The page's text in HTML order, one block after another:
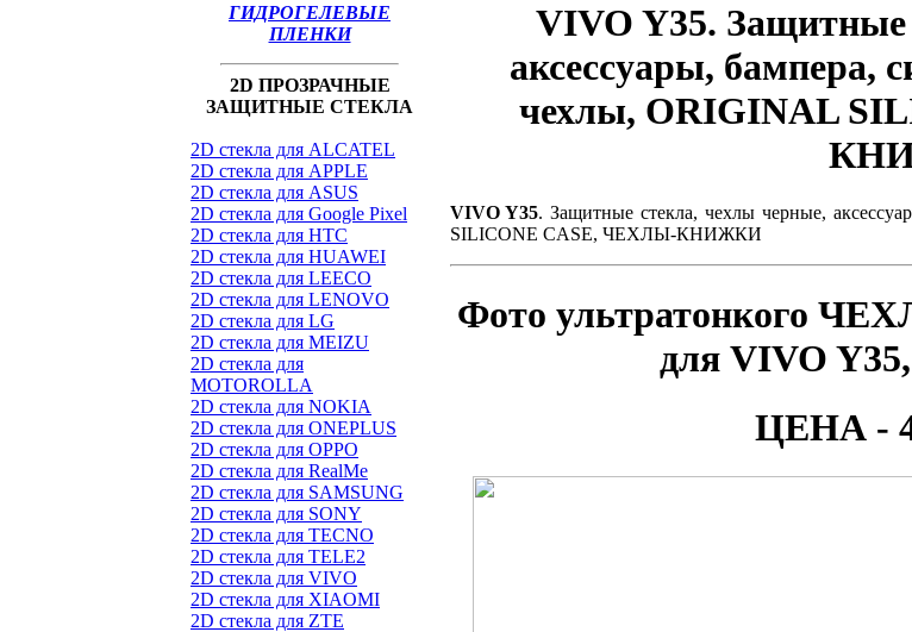
ГИДРОГЕЛЕВЫЕ
ПЛЕНКИ
2D ПРОЗРАЧНЫЕ
ЗАЩИТНЫЕ СТЕКЛА
2D стекла для ALCATEL
2D стекла для APPLE
2D стекла для ASUS
2D стекла для Google Pixel
2D стекла для HTC
2D стекла для HUAWEI
2D стекла для LEECO
2D стекла для LENOVO
2D стекла для LG
2D стекла для MEIZU
2D стекла для
MOTOROLLA
2D стекла для NOKIA
2D стекла для ONEPLUS
2D стекла для OPPO
2D стекла для RealMe
2D стекла для SAMSUNG
2D стекла для SONY
2D стекла для TECNO
2D стекла для TELE2
2D стекла для VIVO
2D стекла для XIAOMI
2D стекла для ZTE
VIVO Y35. Защитные
аксессуары, бампера,
чехлы, ORIGINAL
VIVO Y35. Защитные стекла, чехлы черные,
SILICONE CASE, ЧЕХЛЫ-КНИЖКИ
Фото ультратонкого
для VIVO Y35
ЦЕНА -